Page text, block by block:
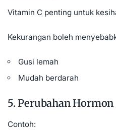
Vitamin C penting untuk
Kekurangan boleh
Gusi lemah
Mudah berdarah
5. Perubahan Hormon
Contoh: